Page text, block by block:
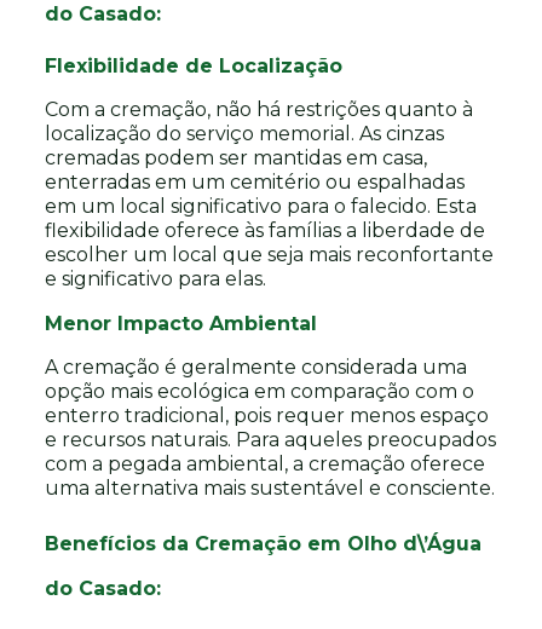
do Casado:
Flexibilidade de Localização
Com a cremação, não há restrições quanto à
localização do serviço memorial. As cinzas
cremadas podem ser mantidas em casa,
enterradas em um cemitério ou espalhadas
em um local significativo para o falecido. Esta
flexibilidade oferece às famílias a liberdade de
escolher um local que seja mais reconfortante
e significativo para elas.
Menor Impacto Ambiental
A cremação é geralmente considerada uma
opção mais ecológica em comparação com o
enterro tradicional, pois requer menos espaço
e recursos naturais. Para aqueles preocupados
com a pegada ambiental, a cremação oferece
uma alternativa mais sustentável e consciente.
Benefícios da Cremação em Olho d\’Água
do Casado: